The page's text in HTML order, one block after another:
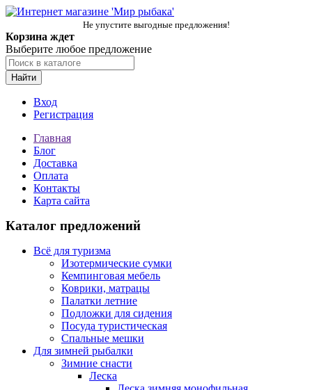
Не упустите выгодные предложения!
Корзина ждет
Выберите любое предложение
Найти
Вход
Регистрация
Главная
Блог
Доставка
Оплата
Контакты
Карта сайта
Каталог предложений
Всё для туризма
Изотермические сумки
Кемпинговая мебель
Коврики, матрацы
Палатки летние
Подложки для сидения
Посуда туристическая
Спальные мешки
Для зимней рыбалки
Зимние снасти
Леска